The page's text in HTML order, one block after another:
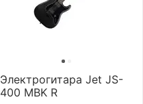
Электрогитара Jet JS-
400 MBK R